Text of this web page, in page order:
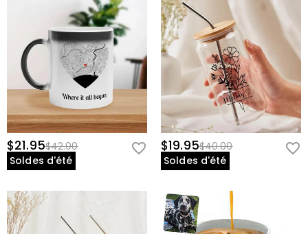
$21.95$42.00
Soldes d'été
$19.95$40.00
Soldes d'été